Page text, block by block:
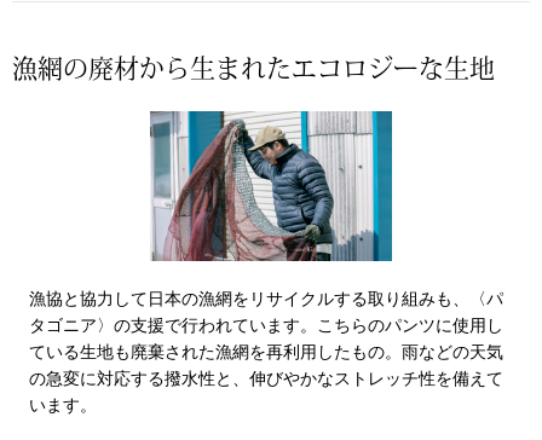
おすすめ特集
おすすめカタ
漁網の廃材から生まれたエコロジーな生地
漁協と協力して日本の漁網をリサイクルする取り組みも、〈パ
タゴニア〉の支援で行われています。こちらのパンツに使用し
ている生地も廃棄された漁網を再利用したもの。雨などの天気
の急変に対応する撥水性と、伸びやかなストレッチ性を備えて
います。